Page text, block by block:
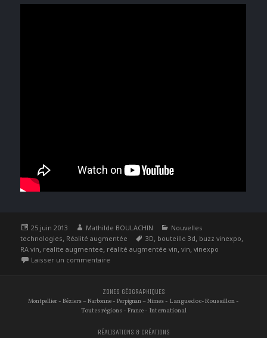
Publié
le
25 juin 2013 Auteur
Mathilde BOULACHIN Catégories
Nouvelles
technologies, Réalité augmentée Étiquettes
3D, bouteille 3d, buzz vinexpo,
RA vin, realite augmentee, réalité augmentée vin,vin,vinexpo
Laisser un commentaire
ZONES GÉOGRAPHIQUES
Montpellier - Béziers –Narbonne - Perpignan –Nimes - Languedoc-Roussillon -
Toutes régions - France- International
RÉALISATIONS & CRÉATIONS